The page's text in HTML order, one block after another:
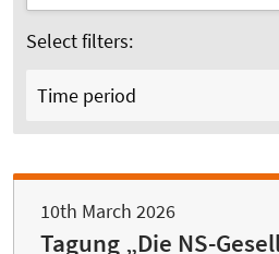
Select filters:
Time period
10th March 2026
Tagung „Die NS-